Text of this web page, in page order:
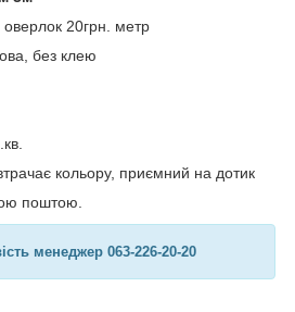
оверлок 20грн. метр
без клею
кольору, приємний на дотик
поштою.
менеджер 063-226-20-20